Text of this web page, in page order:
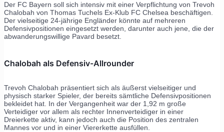
Der FC Bayern soll sich intensiv mit einer Verpflichtung von Trevoh
Chalobah von Thomas Tuchels Ex-Klub FC Chelsea beschäftigen.
Der vielseitige 24-jährige Engländer könnte auf mehreren
Defensivpositionen eingesetzt werden, darunter auch jene, die der
abwanderungswillige Pavard besetzt.
Chalobah als Defensiv-Allrounder
Trevoh Chalobah präsentiert sich als äußerst vielseitiger und
physisch starker Spieler, der bereits sämtliche Defensivpositionen
bekleidet hat. In der Vergangenheit war der 1,92 m große
Verteidiger vor allem als rechter Innenverteidiger in einer
Dreierkette aktiv, kann jedoch auch die Position des zentralen
Mannes vor und in einer Viererkette ausfüllen.